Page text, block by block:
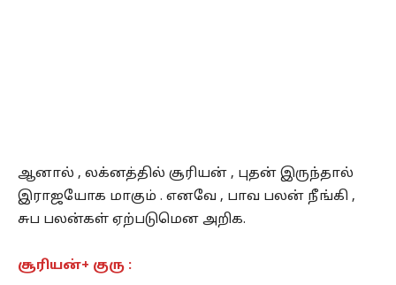
ஆனால் , லக்னத்தில் சூரியன் , புதன் இருந்தால்
இராஜயோக மாகும் . எனவே , பாவ பலன் நீங்கி ,
சுப பலன்கள் ஏற்படுமென அறிக.
சூரியன்+ குரு :